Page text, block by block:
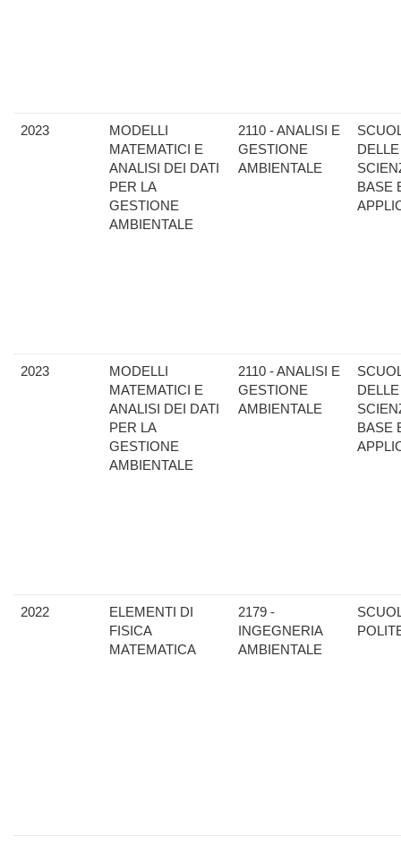
2023
MODELLI
MATEMATICI E
ANALISI DEI DATI
PER LA
GESTIONE
AMBIENTALE
2110 - ANALISI E
GESTIONE
AMBIENTALE
DELLE
BASE
2023
MODELLI
MATEMATICI E
ANALISI DEI DATI
PER LA
GESTIONE
AMBIENTALE
2110 - ANALISI E
GESTIONE
AMBIENTALE
DELLE
BASE
2022
ELEMENTI DI
FISICA
MATEMATICA
2179 -
INGEGNERIA
AMBIENTALE